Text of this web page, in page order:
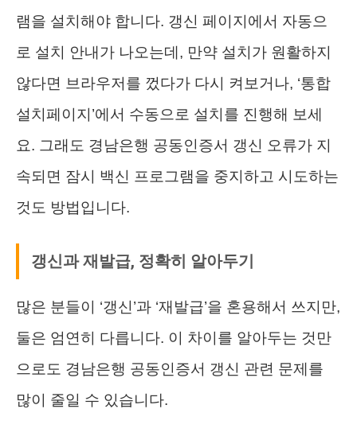
램을 설치해야 합니다. 갱신 페이지에서 자동으
로 설치 안내가 나오는데, 만약 설치가 원활하지
않다면 브라우저를 껐다가 다시 켜보거나, ‘통합
설치페이지’에서 수동으로 설치를 진행해 보세
요. 그래도 경남은행 공동인증서 갱신 오류가 지
속되면 잠시 백신 프로그램을 중지하고 시도하는
것도 방법입니다.
갱신과 재발급, 정확히 알아두기
많은 분들이 ‘갱신’과 ‘재발급’을 혼용해서 쓰지만,
둘은 엄연히 다릅니다. 이 차이를 알아두는 것만
으로도 경남은행 공동인증서 갱신 관련 문제를
많이 줄일 수 있습니다.